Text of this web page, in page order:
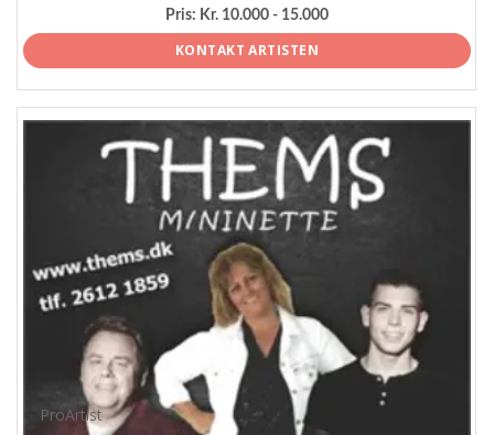
Pris: Kr. 10.000 - 15.000
KONTAKT ARTISTEN
ProArtist